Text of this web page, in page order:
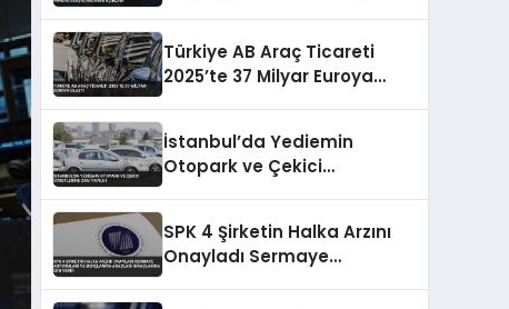
Türkiye AB Araç Ticareti
2025’te 37 Milyar Euroya
İstanbul’da Yediemin
Otopark ve Çekici
SPK 4 Şirketin Halka Arzını
Onayladı Sermaye